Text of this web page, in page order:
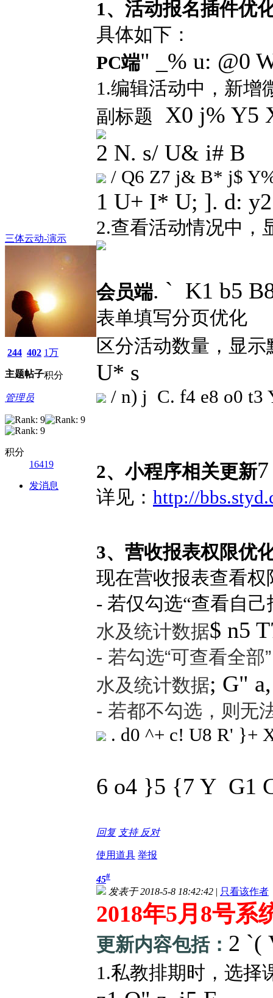
三体云动-演示
244
主题
402
帖子
1万
积分
管理员
积分
16419
发消息
1、活动报名插件优
具体如下：
PC端" _% u: @0
1.编辑活动中，新增
副标题
X0 j% Y5
2 N. s/ U& i# B
/ Q6 Z7 j& B* j$
1 U+ I* U; ]. d:
2.查看活动情况中，
会员端. ` K1 b5
表单填写分页优化
区分活动数量，显
U* s
/ n) j C. f4 e8 o0 t3
2、小程序相关更新
详见： http://
3、营收报表权限优
现在营收报表查看权
- 若仅勾选“查看自己
水及统计数据$ n5
- 若勾选“可查看全部
水及统计数据; G"
- 若都不勾选，则无
. d0 ^+ c! U8 R' }+
6 o4 }5 {7 Y G1
回复 支持 反对
使用道具 举报
45#
发表于 2018-5-8 18:42:42 | 只看该作者
2018年5月8号系
更新内容包括： 2 `(
1.私教排期时，选择